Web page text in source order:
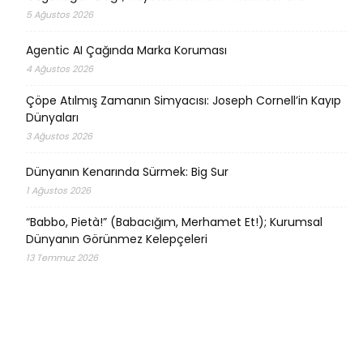
5 Ağustos 2026
Agentic AI Çağında Marka Koruması
4 Ağustos 2026
Çöpe Atılmış Zamanın Simyacısı: Joseph Cornell’in Kayıp
Dünyaları
3 Ağustos 2026
Dünyanın Kenarında Sürmek: Big Sur
1 Ağustos 2026
“Babbo, Pietà!” (Babacığım, Merhamet Et!); Kurumsal
Dünyanın Görünmez Kelepçeleri
13 Temmuz 2026